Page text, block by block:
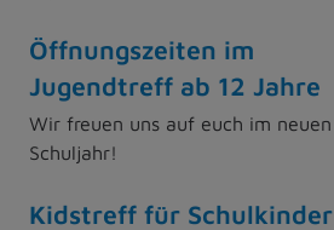
Öffnungszeiten im
Jugendtreff ab 12 Jahre
Wir freuen uns auf euch im neuen
Schuljahr!
Kidstreff für Schulkinder